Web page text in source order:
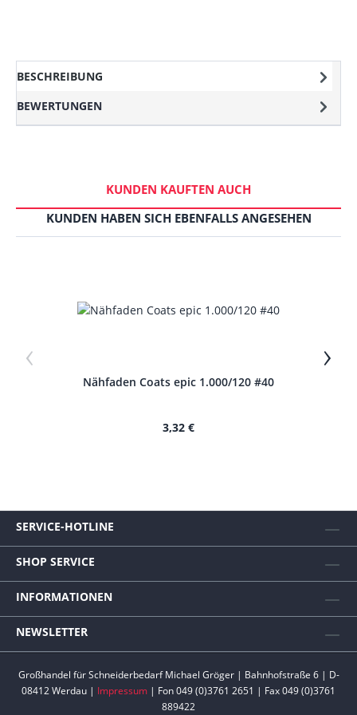
BESCHREIBUNG
BEWERTUNGEN
KUNDEN KAUFTEN AUCH
KUNDEN HABEN SICH EBENFALLS ANGESEHEN
‹
Nähfaden Coats epic 1.000/120 #40
3,32 €
›
SERVICE-HOTLINE
SHOP SERVICE
INFORMATIONEN
NEWSLETTER
Großhandel für Schneiderbedarf Michael Gröger | Bahnhofstraße 6 | D-
08412 Werdau | Impressum | Fon 049 (0)3761 2651 | Fax 049 (0)3761
889422